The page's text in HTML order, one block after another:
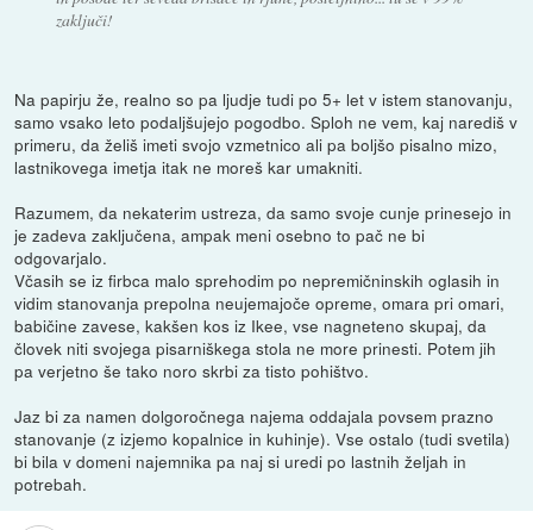
zaključi!
Na papirju že, realno so pa ljudje tudi po 5+ let v istem stanovanju,
samo vsako leto podaljšujejo pogodbo. Sploh ne vem, kaj narediš v
primeru, da želiš imeti svojo vzmetnico ali pa boljšo pisalno mizo,
lastnikovega imetja itak ne moreš kar umakniti.
Razumem, da nekaterim ustreza, da samo svoje cunje prinesejo in
je zadeva zaključena, ampak meni osebno to pač ne bi
odgovarjalo.
Včasih se iz firbca malo sprehodim po nepremičninskih oglasih in
vidim stanovanja prepolna neujemajoče opreme, omara pri omari,
babičine zavese, kakšen kos iz Ikee, vse nagneteno skupaj, da
človek niti svojega pisarniškega stola ne more prinesti. Potem jih
pa verjetno še tako noro skrbi za tisto pohištvo.
Jaz bi za namen dolgoročnega najema oddajala povsem prazno
stanovanje (z izjemo kopalnice in kuhinje). Vse ostalo (tudi svetila)
bi bila v domeni najemnika pa naj si uredi po lastnih željah in
potrebah.